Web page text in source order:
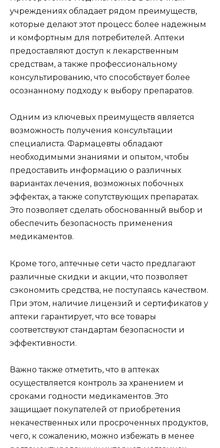
учреждениях обладает рядом преимуществ,
которые делают этот процесс более надежным
и комфортным для потребителей. Аптеки
предоставляют доступ к лекарственным
средствам, а также профессиональному
консультированию, что способствует более
осознанному подходу к выбору препаратов.
Одним из ключевых преимуществ является
возможность получения консультации
специалиста. Фармацевты обладают
необходимыми знаниями и опытом, чтобы
предоставить информацию о различных
вариантах лечения, возможных побочных
эффектах, а также сопутствующих препаратах.
Это позволяет сделать обоснованный выбор и
обеспечить безопасность применения
медикаментов.
Кроме того, аптечные сети часто предлагают
различные скидки и акции, что позволяет
сэкономить средства, не поступаясь качеством.
При этом, наличие лицензий и сертификатов у
аптеки гарантирует, что все товары
соответствуют стандартам безопасности и
эффективности.
Важно также отметить, что в аптеках
осуществляется контроль за хранением и
сроками годности медикаментов. Это
защищает покупателей от приобретения
некачественных или просроченных продуктов,
чего, к сожалению, можно избежать в менее